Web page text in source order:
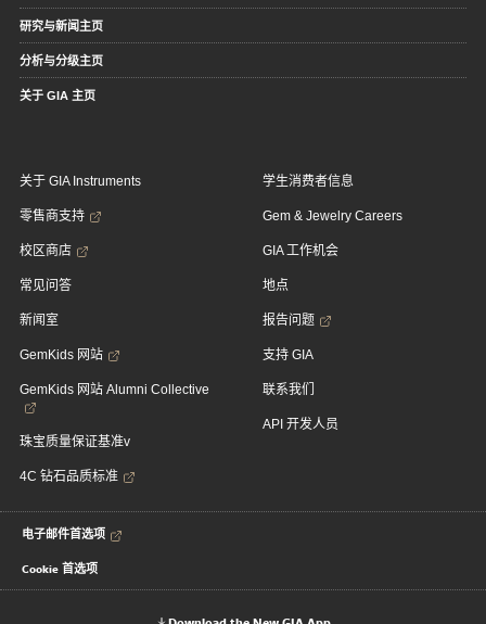
研究与新闻主页
分析与分级主页
关于 GIA 主页
关于 GIA Instruments
零售商支持
校区商店
常见问答
新闻室
GemKids 网站
GemKids 网站 Alumni Collective
珠宝质量保证基准v
4C 钻石品质标准
学生消费者信息
Gem & Jewelry Careers
GIA 工作机会
地点
报告问题
支持 GIA
联系我们
API 开发人员
电子邮件首选项
Cookie 首选项